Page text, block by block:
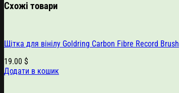
Схожі товари
Щітка для вінілу Goldring Carbon Fibre Record Brush
19.00 $
Додати в кошик